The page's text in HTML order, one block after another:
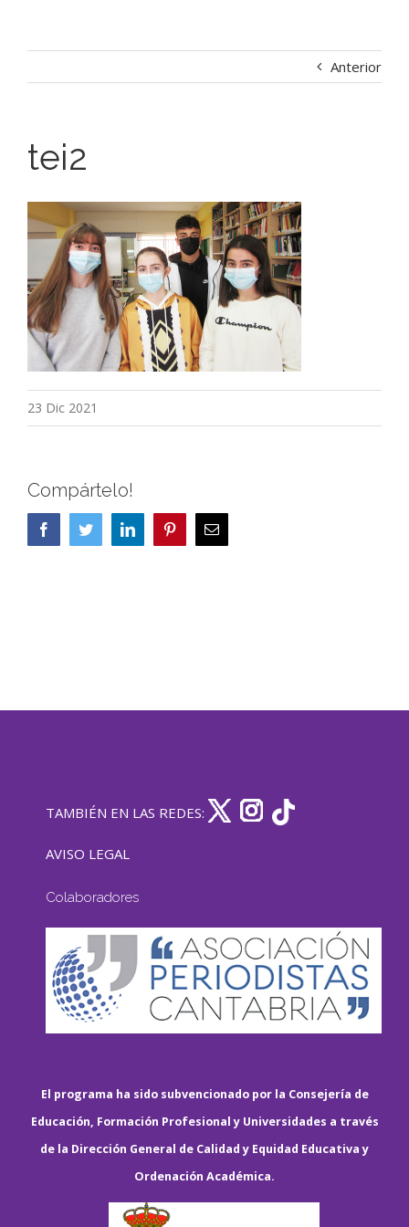
Anterior
tei2
23 Dic 2021
Compártelo!
FacebookTwitterLinkedIn PinterestCorreo
electrónico
TAMBIÉN EN LAS REDES:
AVISO LEGAL
Colaboradores
El programa ha sido subvencionado por la Consejería de
Educación, Formación Profesional y Universidades a través
de la Dirección General de Calidad y Equidad Educativa y
Ordenación Académica.